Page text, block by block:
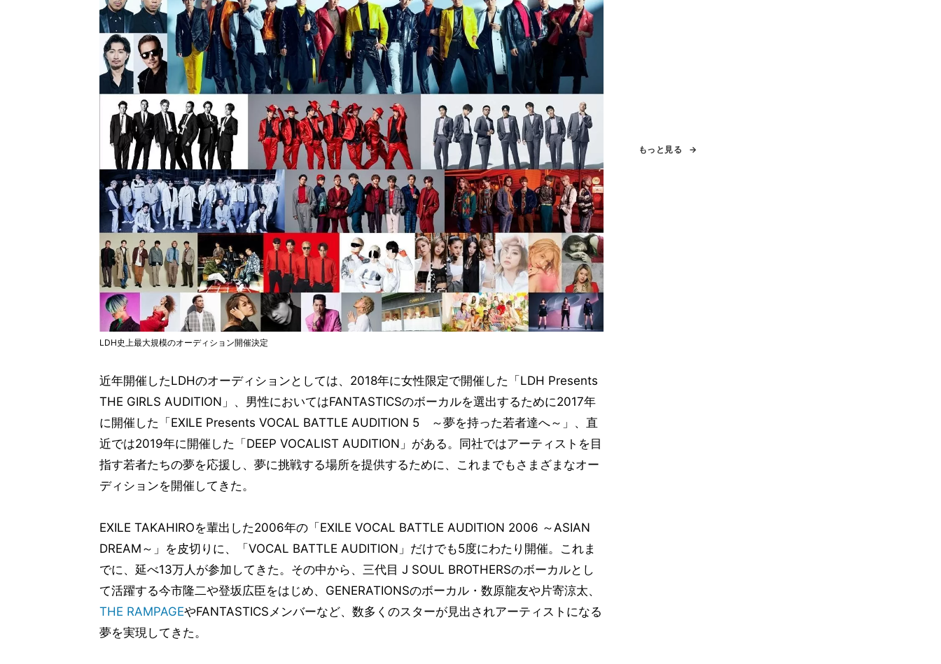
LDH史上最大規模のオーディション開催決定
近年開催したLDHのオーディションとしては、2018年に女性限定で開催した「LDH Presents
THE GIRLS AUDITION」、男性においてはFANTASTICSのボーカルを選出するために2017年
に開催した「EXILE Presents VOCAL BATTLE AUDITION 5 ～夢を持った若者達へ～」、直
近では2019年に開催した「DEEP VOCALIST AUDITION」がある。同社ではアーティストを目
指す若者たちの夢を応援し、夢に挑戦する場所を提供するために、これまでもさまざまなオー
ディションを開催してきた。
EXILE TAKAHIROを輩出した2006年の「EXILE VOCAL BATTLE AUDITION 2006 ～ASIAN
DREAM～」を皮切りに、「VOCAL BATTLE AUDITION」だけでも5度にわたり開催。これま
でに、延べ13万人が参加してきた。その中から、三代目 J SOUL BROTHERSのボーカルとし
て活躍する今市隆二や登坂広臣をはじめ、GENERATIONSのボーカル・数原龍友や片寄涼太、
THE RAMPAGEやFANTASTICSメンバーなど、数多くのスターが見出されアーティストになる
夢を実現してきた。
もっと見る